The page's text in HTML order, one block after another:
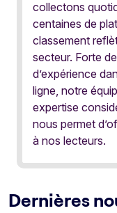
collectons
centaines de
classement
secteur. Forte
d’expérience
ligne, notre
expertise
nous permet
à nos lecteurs.
Dernières